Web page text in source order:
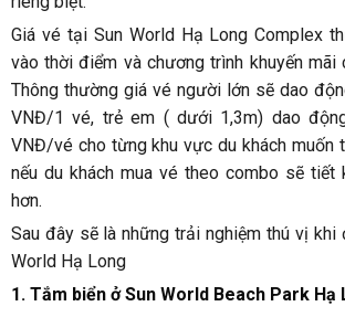
Giá vé tại Sun World Hạ Long Complex
vào thời điểm và chương trình khuyến
Thông thường giá vé người lớn sẽ dao
VNĐ/1 vé, trẻ em ( dưới 1,3m) dao
VNĐ/vé cho từng khu vực du khách muốn
nếu du khách mua vé theo combo sẽ
hơn.
Sau đây sẽ là những trải nghiệm thú vị khi
World Hạ Long
1. Tắm biển ở Sun World Beach Park Hạ